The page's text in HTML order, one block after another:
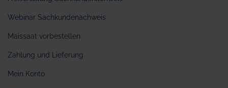
Webinar Sachkundenachweis
Maissaat vorbestellen
Zahlung und Lieferung
Mein Konto